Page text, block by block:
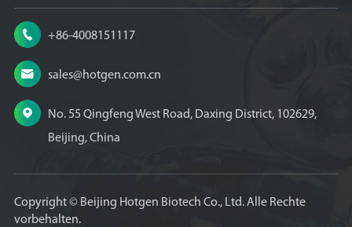
 +86-4008151117
 sales@hotgen.com.cn

No. 55 Qingfeng West Road, Daxing District, 102629,
Beijing, China
Copyright © Beijing Hotgen Biotech Co., Ltd.Alle Rechte
vorbehalten.